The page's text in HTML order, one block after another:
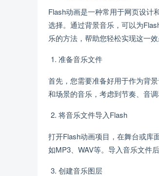
Flash动画是一种常用于网页设计
选择。通过背景音乐，可以为
乐的方法，帮助您轻松实现这一效
准备音乐文件
首先，您需要准备好用于作为背
和场景的音乐，考虑到节奏、音
将音乐文件导入Flash
打开Flash动画项目，在舞台或库
如MP3、WAV等。导入音乐文件
创建音乐图层